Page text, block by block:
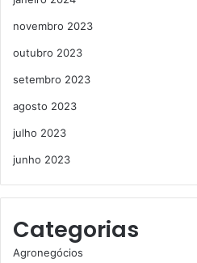
novembro 2023
outubro 2023
setembro 2023
agosto 2023
julho 2023
junho 2023
Categorias
Agronegócios